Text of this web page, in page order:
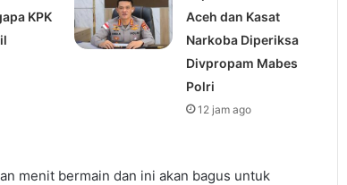
KPK
Aceh dan Kasat
Narkoba Diperiksa
Divpropam Mabes
Polri
12 jam ago
menit bermain dan ini akan bagus untuk